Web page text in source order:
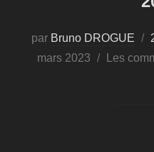
par Bruno DROGUE
mars 2023
Les